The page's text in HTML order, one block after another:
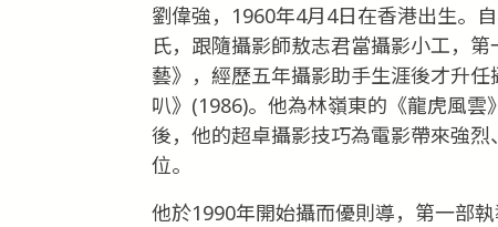
劉偉強，1960年4月4日在香港出生。
氏，跟隨攝影師敖志君當攝影小工，
藝》，經歷五年攝影助手生涯後才升
叭》(1986)。他為林嶺東的《龍虎風
後，他的超卓攝影技巧為電影帶來強
位。
他於1990年開始攝而優則導，第一部